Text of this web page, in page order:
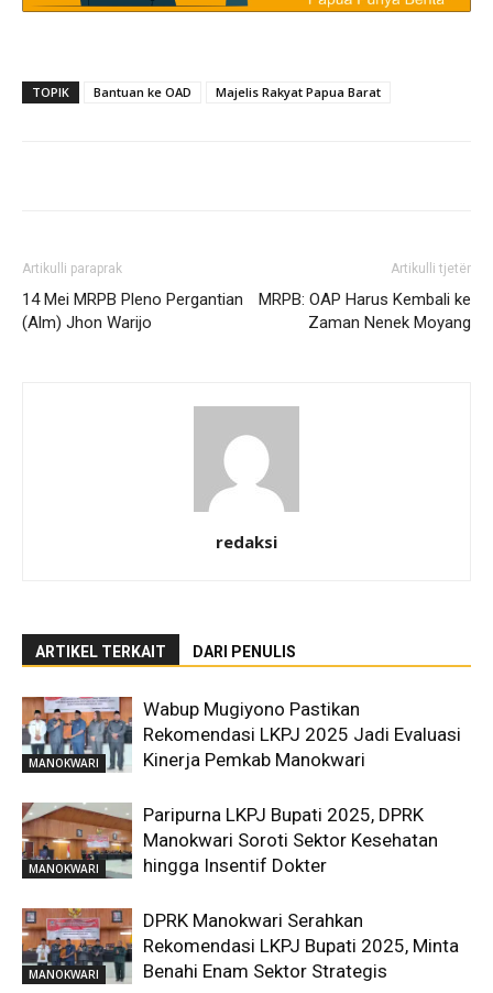
TOPIK Bantuan ke OAD Majelis Rakyat Papua Barat
Artikulli paraprak
14 Mei MRPB Pleno Pergantian
(Alm) Jhon Warijo
Artikulli tjetër
MRPB: OAP Harus Kembali ke
Zaman Nenek Moyang
redaksi
ARTIKEL TERKAIT DARI PENULIS
MANOKWARI
Wabup Mugiyono Pastikan
Rekomendasi LKPJ 2025 Jadi Evaluasi
Kinerja Pemkab Manokwari
MANOKWARI
Paripurna LKPJ Bupati 2025, DPRK
Manokwari Soroti Sektor Kesehatan
hingga Insentif Dokter
MANOKWARI
DPRK Manokwari Serahkan
Rekomendasi LKPJ Bupati 2025, Minta
Benahi Enam Sektor Strategis